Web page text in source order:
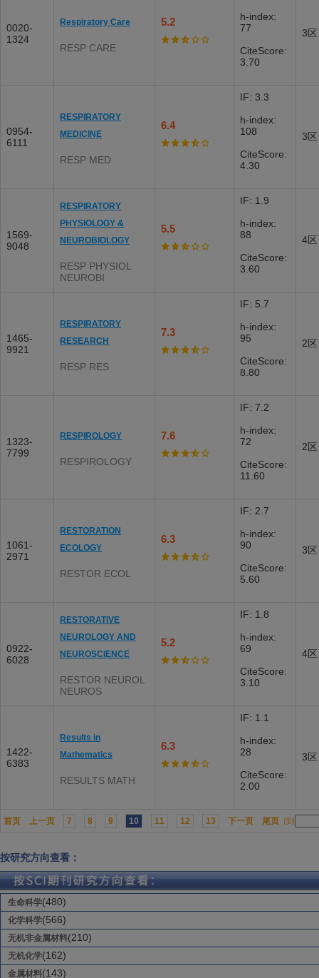
0020-
1324
Respiratory Care
RESP CARE
5.2
h-index:
77
CiteScore:
3.70
3区
0954-
6111
RESPIRATORY
MEDICINE
RESP MED
6.4
IF: 3.3
h-index:
108
CiteScore:
4.30
3区
1569-
9048
RESPIRATORY
PHYSIOLOGY &
NEUROBIOLOGY
RESP PHYSIOL
NEUROBI
5.5
IF: 1.9
h-index:
88
CiteScore:
3.60
4区
1465-
9921
RESPIRATORY
RESEARCH
RESP RES
7.3
IF: 5.7
h-index:
95
CiteScore:
8.80
2区
1323-
7799
RESPIROLOGY
RESPIROLOGY
7.6
IF: 7.2
h-index:
72
CiteScore:
11.60
2区
1061-
2971
RESTORATION
ECOLOGY
RESTOR ECOL
6.3
IF: 2.7
h-index:
90
CiteScore:
5.60
3区
0922-
6028
RESTORATIVE
NEUROLOGY AND
NEUROSCIENCE
RESTOR NEUROL
NEUROS
5.2
IF: 1.8
h-index:
69
CiteScore:
3.10
4区
1422-
6383
Results in
Mathematics
RESULTS MATH
6.3
IF: 1.1
h-index:
28
CiteScore:
2.00
3区
首页 上一页 7 8 9 10 11 12 13 下一页 尾页 (到
按研究方向查看：
生命科学(480)
化学科学(566)
无机非金属材料(210)
无机化学(162)
金属材料(143)